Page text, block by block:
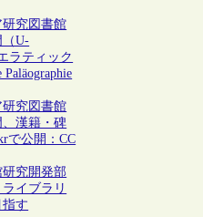
究図書館
（U-
ラティック
究図書館
漢籍・碑
で公開：CC
究開発部
イブラリ
す